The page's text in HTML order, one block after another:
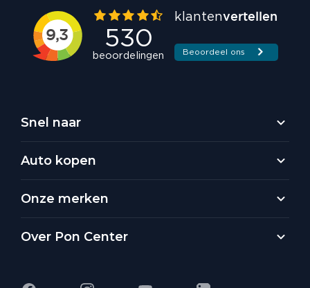
Snel naar
Auto kopen
Onze merken
Over Pon Center